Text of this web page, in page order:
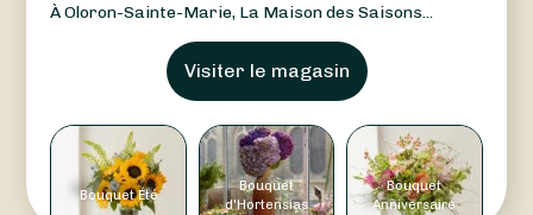
À Oloron-Sainte-Marie, La Maison des Saisons...
Visiter le magasin
Bouquet Été
Bouquet
d'Hortensias
Bouquet
Anniversaire